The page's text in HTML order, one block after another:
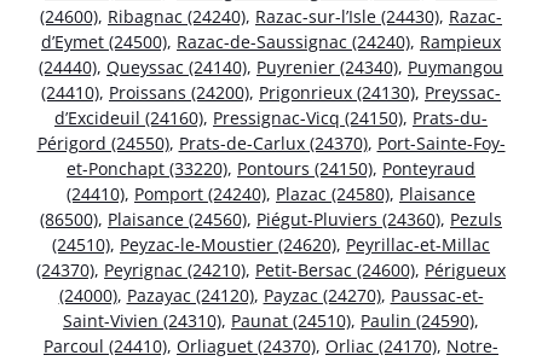
(24600), Ribagnac (24240), Razac-sur-l’Isle (24430), Razac-
d’Eymet (24500), Razac-de-Saussignac (24240), Rampieux
(24440), Queyssac (24140), Puyrenier (24340), Puymangou
(24410), Proissans (24200), Prigonrieux (24130), Preyssac-
d’Excideuil (24160), Pressignac-Vicq (24150), Prats-du-
Périgord (24550), Prats-de-Carlux (24370), Port-Sainte-Foy-
et-Ponchapt (33220), Pontours (24150), Ponteyraud
(24410), Pomport (24240), Plazac (24580), Plaisance
(86500), Plaisance (24560), Piégut-Pluviers (24360), Pezuls
(24510), Peyzac-le-Moustier (24620), Peyrillac-et-Millac
(24370), Peyrignac (24210), Petit-Bersac (24600), Périgueux
(24000), Pazayac (24120), Payzac (24270), Paussac-et-
Saint-Vivien (24310), Paunat (24510), Paulin (24590),
Parcoul (24410), Orliaguet (24370), Orliac (24170), Notre-